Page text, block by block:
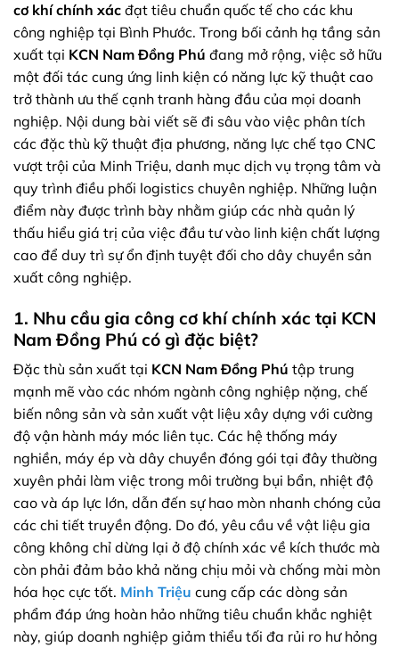
cơ khí chính xác đạt tiêu chuẩn quốc tế cho các khu
công nghiệp tại Bình Phước. Trong bối cảnh hạ tầng sản
xuất tại KCN Nam Đồng Phú đang mở rộng, việc sở hữu
một đối tác cung ứng linh kiện có năng lực kỹ thuật cao
trở thành ưu thế cạnh tranh hàng đầu của mọi doanh
nghiệp. Nội dung bài viết sẽ đi sâu vào việc phân tích
các đặc thù kỹ thuật địa phương, năng lực chế tạo CNC
vượt trội của Minh Triệu, danh mục dịch vụ trọng tâm và
quy trình điều phối logistics chuyên nghiệp. Những luận
điểm này được trình bày nhằm giúp các nhà quản lý
thấu hiểu giá trị của việc đầu tư vào linh kiện chất lượng
cao để duy trì sự ổn định tuyệt đối cho dây chuyền sản
xuất công nghiệp.
1. Nhu cầu gia công cơ khí chính xác tại KCN
Nam Đồng Phú có gì đặc biệt?
Đặc thù sản xuất tại KCN Nam Đồng Phú tập trung
mạnh mẽ vào các nhóm ngành công nghiệp nặng, chế
biến nông sản và sản xuất vật liệu xây dựng với cường
độ vận hành máy móc liên tục. Các hệ thống máy
nghiền, máy ép và dây chuyền đóng gói tại đây thường
xuyên phải làm việc trong môi trường bụi bẩn, nhiệt độ
cao và áp lực lớn, dẫn đến sự hao mòn nhanh chóng của
các chi tiết truyền động. Do đó, yêu cầu về vật liệu gia
công không chỉ dừng lại ở độ chính xác về kích thước mà
còn phải đảm bảo khả năng chịu mỏi và chống mài mòn
hóa học cực tốt. Minh Triệu cung cấp các dòng sản
phẩm đáp ứng hoàn hảo những tiêu chuẩn khắc nghiệt
này, giúp doanh nghiệp giảm thiểu tối đa rủi ro hư hỏng